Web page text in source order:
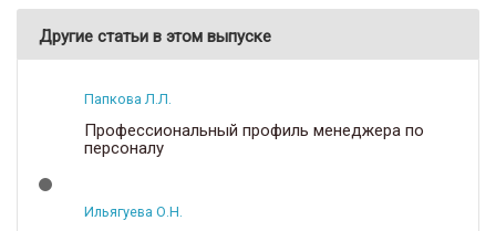
Другие статьи в этом выпуске
Папкова Л.Л.
Профессиональный профиль менеджера по
персоналу
Ильягуева О.Н.